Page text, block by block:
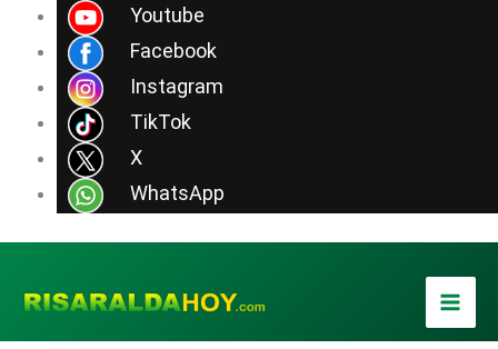
Youtube
Facebook
Instagram
TikTok
X
WhatsApp
contenido